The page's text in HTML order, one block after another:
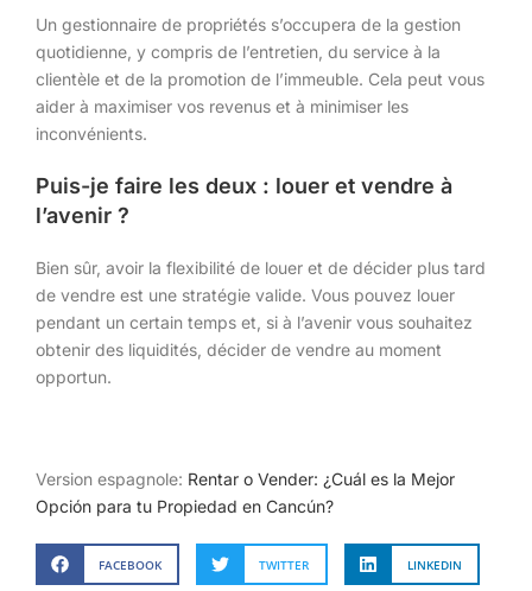
Un gestionnaire de propriétés s’occupera de la gestion
quotidienne, y compris de l’entretien, du service à la
clientèle et de la promotion de l’immeuble. Cela peut vous
aider à maximiser vos revenus et à minimiser les
inconvénients.
Puis-je faire les deux : louer et vendre à
l’avenir ?
Bien sûr, avoir la flexibilité de louer et de décider plus tard
de vendre est une stratégie valide. Vous pouvez louer
pendant un certain temps et, si à l’avenir vous souhaitez
obtenir des liquidités, décider de vendre au moment
opportun.
Version espagnole: Rentar o Vender: ¿Cuál es la Mejor
Opción para tu Propiedad en Cancún?
FACEBOOK TWITTER LINKEDIN